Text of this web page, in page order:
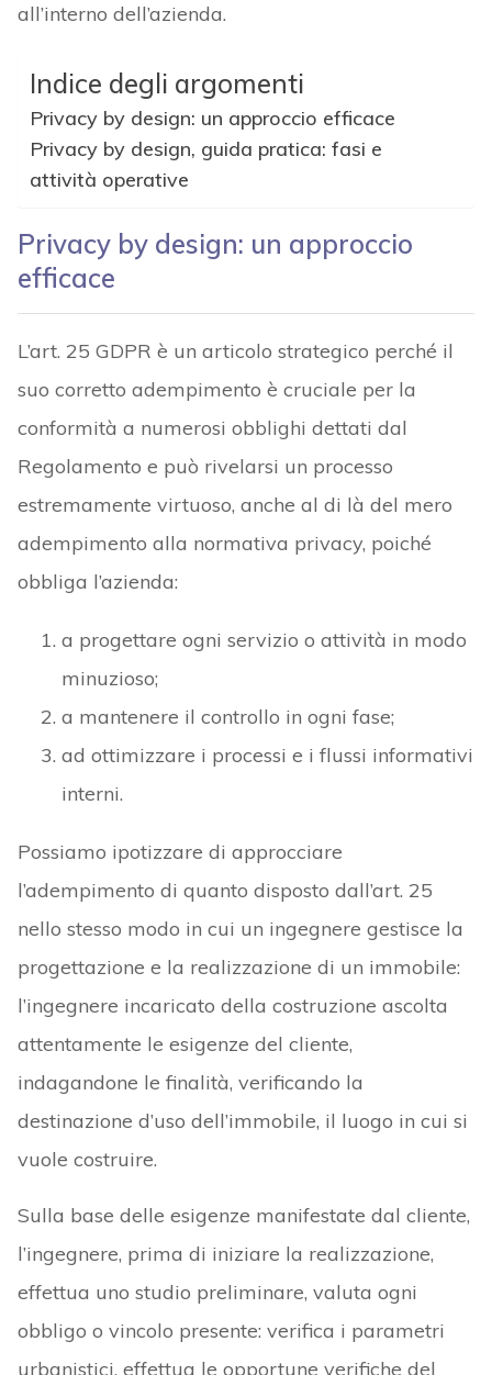
all’interno dell’azienda.
Indice degli argomenti
Privacy by design: un approccio efficace
Privacy by design, guida pratica: fasi e
attività operative
Privacy by design: un approccio
efficace
L’art. 25 GDPR è un articolo strategico perché il
suo corretto adempimento è cruciale per la
conformità a numerosi obblighi dettati dal
Regolamento e può rivelarsi un processo
estremamente virtuoso, anche al di là del mero
adempimento alla normativa privacy, poiché
obbliga l’azienda:
a progettare ogni servizio o attività in modo
minuzioso;
a mantenere il controllo in ogni fase;
ad ottimizzare i processi e i flussi informativi
interni.
Possiamo ipotizzare di approcciare
l’adempimento di quanto disposto dall’art. 25
nello stesso modo in cui un ingegnere gestisce la
progettazione e la realizzazione di un immobile:
l’ingegnere incaricato della costruzione ascolta
attentamente le esigenze del cliente,
indagandone le finalità, verificando la
destinazione d’uso dell’immobile, il luogo in cui si
vuole costruire.
Sulla base delle esigenze manifestate dal cliente,
l’ingegnere, prima di iniziare la realizzazione,
effettua uno studio preliminare, valuta ogni
obbligo o vincolo presente: verifica i parametri
urbanistici, effettua le opportune verifiche del